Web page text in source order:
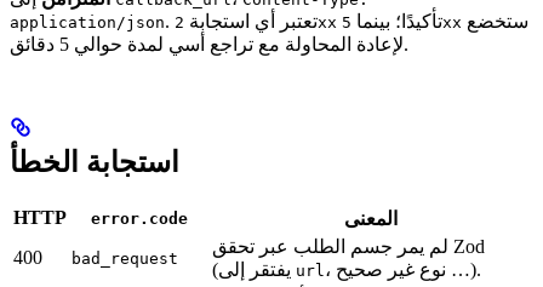
application/json
. تعتبر أي استجابة2xx تأكيدًا؛ بينما5xx
لإعادة المحاولة مع تراجع أسي لمدة حوالي 5 دقائق.
استجابة الخطأ
HTTP error.code
المعنى
400
bad_request
لم يمر جسم الطلب عبر تحقق Zod
url
، نوع غير صحيح …).